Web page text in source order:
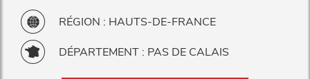
RÉGION : HAUTS-DE-FRANCE
DÉPARTEMENT : PAS DE CALAIS